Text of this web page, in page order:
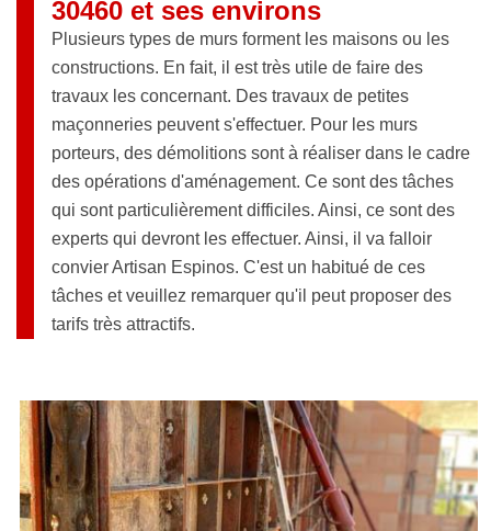
30460 et ses environs
Plusieurs types de murs forment les maisons ou les
constructions. En fait, il est très utile de faire des
travaux les concernant. Des travaux de petites
maçonneries peuvent s'effectuer. Pour les murs
porteurs, des démolitions sont à réaliser dans le cadre
des opérations d'aménagement. Ce sont des tâches
qui sont particulièrement difficiles. Ainsi, ce sont des
experts qui devront les effectuer. Ainsi, il va falloir
convier Artisan Espinos. C'est un habitué de ces
tâches et veuillez remarquer qu'il peut proposer des
tarifs très attractifs.